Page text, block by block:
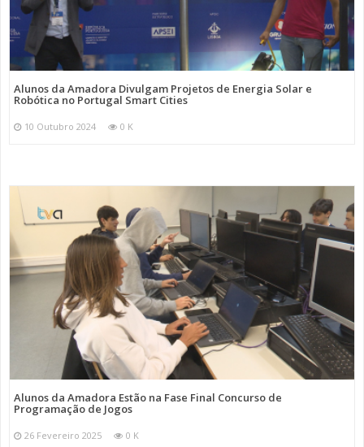
Alunos da Amadora Divulgam Projetos de Energia Solar e
Robótica no Portugal Smart Cities
10 Outubro 2024 0 K
Alunos da Amadora Estão na Fase Final Concurso de
Programação de Jogos
26 Fevereiro 2025 0 K